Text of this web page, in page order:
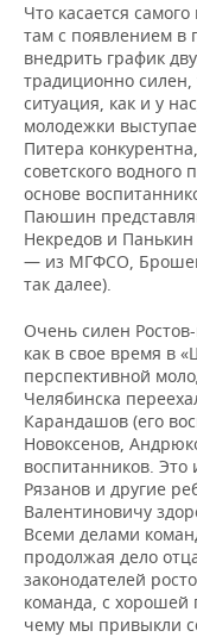
Что касается
там с появлением в
внедрить график
традиционно
ситуация, как и у
молодежки
Питера
советского
основе
Паюшин
Некредов и
— из МГФСО,
так далее).
Очень силен
как в свое время в
перспективной
Челябинска
Карандашов (его
Новоксенов,
воспитанников.
Рязанов и другие
Валентиновичу
Всеми делами
продолжая дело
законодателей
команда, с хорошей
чему мы привыкли